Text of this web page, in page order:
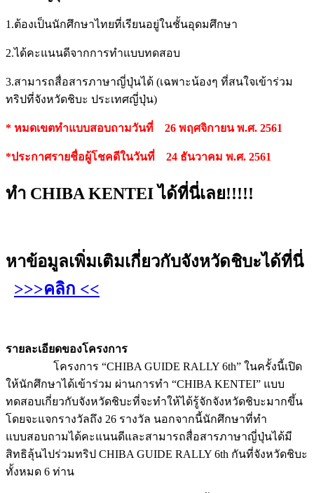
1.ต้องเป็นนักศึกษาไทยที่เรียนอยู่ในชั้นอุดมศึกษา
2.ได้คะแนนดีจากการทำแบบทดสอบ
3.สามารถสื่อสารภาษาญี่ปุ่นได้ (เฉพาะน้องๆ ที่สนใจเข้าร่วม
ทริปที่จังหวัดชิบะ ประเทศญี่ปุ่น)
* หมดเขตทำแบบสอบถามวันที่ 26 พฤศจิกายน พ.ศ. 2561
*ประกาศรายชื่อผู้โชคดีในวันที่ 24 ธันวาคม พ.ศ. 2561
ทำ CHIBA KENTEI ได้ที่นี่เลย!!!!!
หาข้อมูลเพิ่มเติมเกี่ยวกับจังหวัดชิบะได้ที่นี่
>>>คลิก <<
รายละเอียดของโครงการ
โครงการ “CHIBA GUIDE RALLY 6th” ในครั้งนี้เปิด
ให้นักศึกษาได้เข้าร่วม ผ่านการทำ “CHIBA KENTEI” แบบ
ทดสอบเกี่ยวกับจังหวัดชิบะที่จะทำให้ได้รู้จักจังหวัดชิบะมากขึ้น
โดยจะแจกรางวัลถึง 26 รางวัล นอกจากนี้นักศึกษาที่ทำ
แบบสอบถามได้คะแนนดีและสามารถสื่อสารภาษาญี่ปุ่นได้มี
สิทธิลุ้นไปร่วมทริป CHIBA GUIDE RALLY 6th กันที่จังหวัดชิบะ
ทั้งหมด 6 ท่าน